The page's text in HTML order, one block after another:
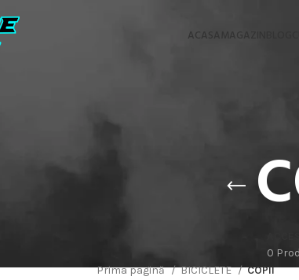
ACASA MAGAZIN
0
Prima pagină BICICLETE COPII